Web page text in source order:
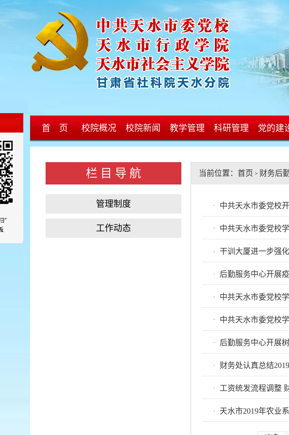
首 页 校院概况 校院新闻 教学管理 科研管理 党的建
栏 目 导 航
管理制度
工作动态
当前位置： 首页 > 财务后
· 中共天水市委党校
· 中共天水市委党校
· 干训大厦进一步强
· 后勤服务中心开展
· 中共天水市委党校
· 中共天水市委党校
· 后勤服务中心开展
· 财务处认真总结
· 工资统发流程调整
· 天水市2019年农业